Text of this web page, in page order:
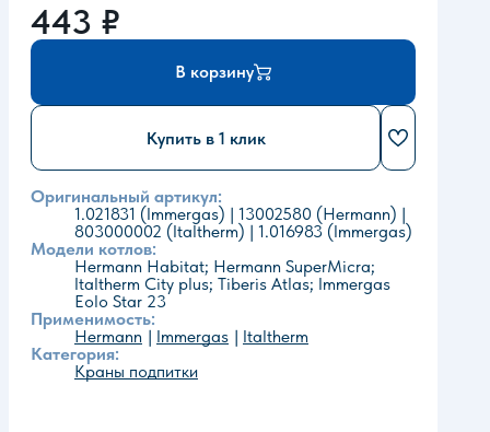
443 ₽
В корзину
Купить в 1 клик
Оригинальный артикул:
1.021831 (Immergas) | 13002580 (Hermann) |
803000002 (Italtherm) | 1.016983 (Immergas)
Модели котлов:
Hermann Habitat; Hermann SuperMicra;
Italtherm City plus; Tiberis Atlas; Immergas
Eolo Star 23
Применимость:
Hermann
Immergas
Italtherm
Категория:
Краны подпитки